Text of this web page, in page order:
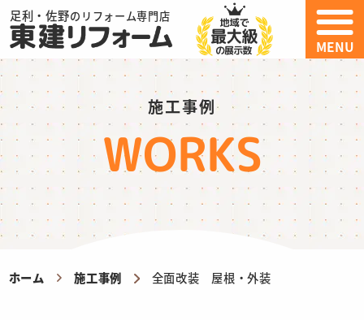
足利・佐野のリフォーム専門店
MENU
施工事例
WORKS
ホーム 施工事例 全面改装 屋根・外装